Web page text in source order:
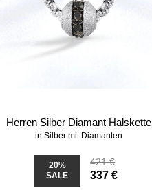
Herren Silber Diamant Halskette
in Silber mit Diamanten
20%
SALE
421 €
337 €